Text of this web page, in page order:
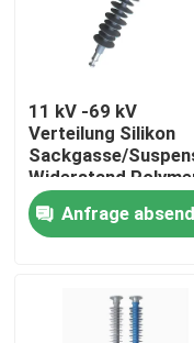
Zu Hause
Produkte
11 kV -69 kV
Verteilung Silikon
Sackgasse/
Widerstand
Isolator
Anfrage